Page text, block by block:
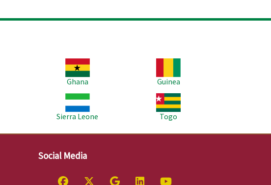
Ghana
Guinea
Sierra Leone
Togo
Social Media